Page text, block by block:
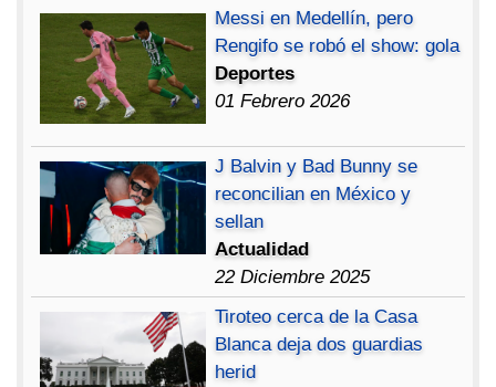
Messi en Medellín, pero
Rengifo se robó el show: gola
Deportes
01 Febrero 2026
J Balvin y Bad Bunny se
reconcilian en México y
sellan
Actualidad
22 Diciembre 2025
Tiroteo cerca de la Casa
Blanca deja dos guardias
herid